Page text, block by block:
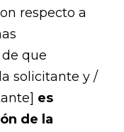
respecto a
que
solicitante y /
es
de la